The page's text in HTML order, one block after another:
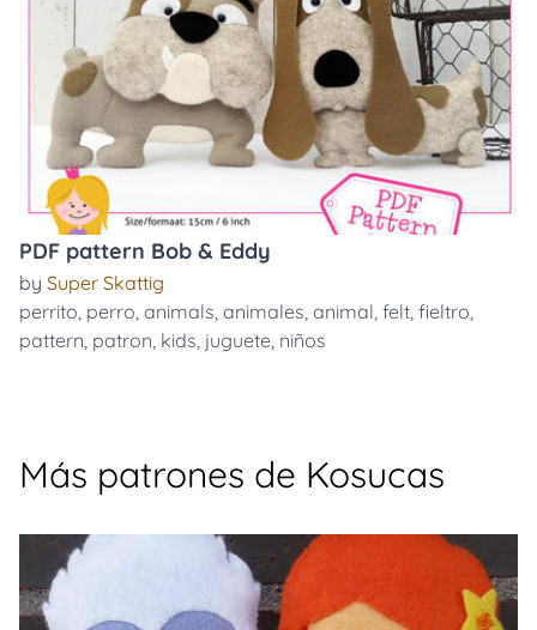
PDF pattern Bob & Eddy
by Super Skattig
perrito, perro, animals, animales, animal, felt, fieltro,
pattern, patron, kids, juguete, niños
Más patrones de Kosucas